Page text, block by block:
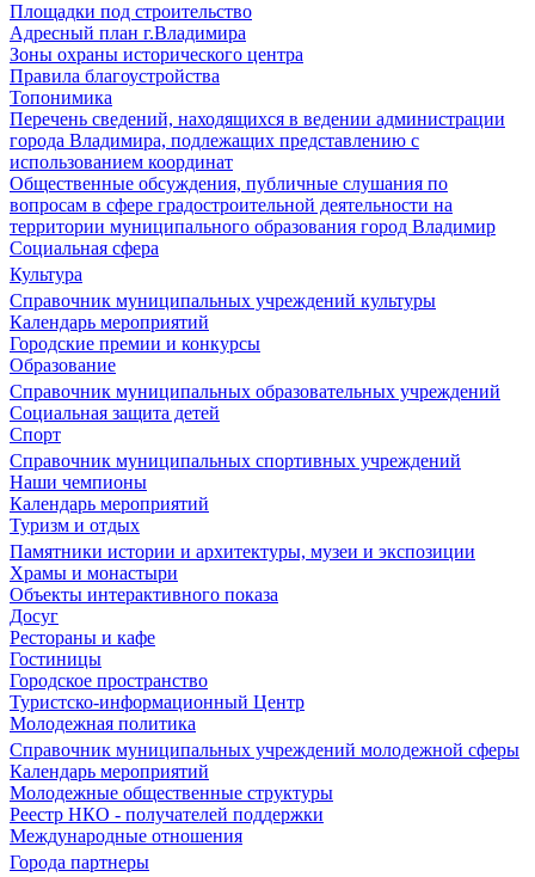
Площадки под строительство
Адресный план г.Владимира
Зоны охраны исторического центра
Правила благоустройства
Топонимика
Перечень сведений, находящихся в ведении администрации
города Владимира, подлежащих представлению с
использованием координат
Общественные обсуждения, публичные слушания по
вопросам в сфере градостроительной деятельности на
территории муниципального образования город Владимир
Социальная сфера
Культура
Справочник муниципальных учреждений культуры
Календарь мероприятий
Городские премии и конкурсы
Образование
Справочник муниципальных образовательных учреждений
Социальная защита детей
Спорт
Справочник муниципальных спортивных учреждений
Наши чемпионы
Календарь мероприятий
Туризм и отдых
Памятники истории и архитектуры, музеи и экспозиции
Храмы и монастыри
Объекты интерактивного показа
Досуг
Рестораны и кафе
Гостиницы
Городское пространство
Туристско-информационный Центр
Молодежная политика
Справочник муниципальных учреждений молодежной сферы
Календарь мероприятий
Молодежные общественные структуры
Реестр НКО - получателей поддержки
Международные отношения
Города партнеры